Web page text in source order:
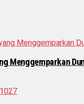
Menggemparkan
1027